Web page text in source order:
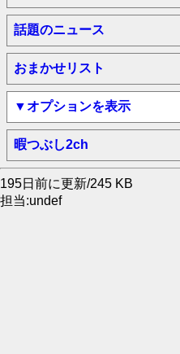
話題のニュース
おまかせリスト
▼オプションを表示
暇つぶし2ch
195日前に更新/245 KB
担当:undef